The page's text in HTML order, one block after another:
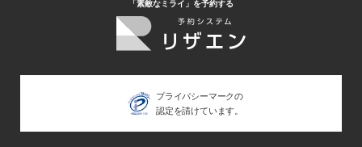
「素敵なミライ」を予約する
プライバシーマークの
認定を請けています。